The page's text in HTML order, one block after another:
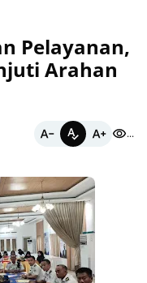
Pelayanan,
Arahan
...